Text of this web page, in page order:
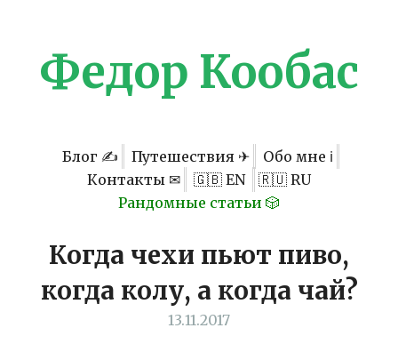
Федор Кообас
Блог ✍ Путешествия ✈
Обо мне ℹ
Контакты ✉
🇬🇧 EN
🇷🇺 RU
Рандомные статьи 🎲
Когда чехи пьют пиво,
когда колу, а когда чай?
13.11.2017